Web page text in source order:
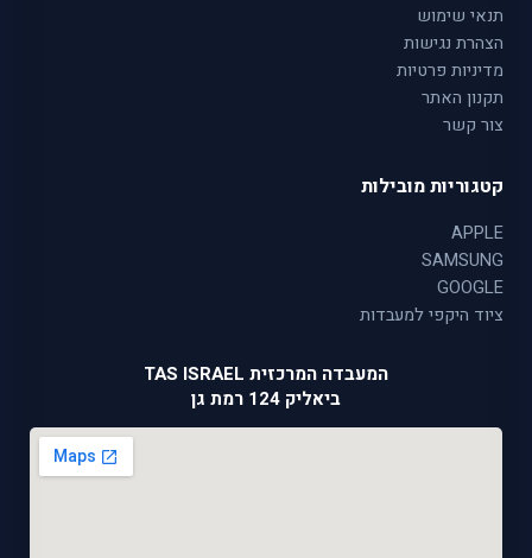
תנאי שימוש
הצהרת נגישות
מדיניות פרטיות
תקנון האתר
צור קשר
קטגוריות מובילות
APPLE
SAMSUNG
GOOGLE
ציוד היקפי למעבדות
המעבדה המרכזית TAS ISRAEL
ביאליק 124 רמת גן